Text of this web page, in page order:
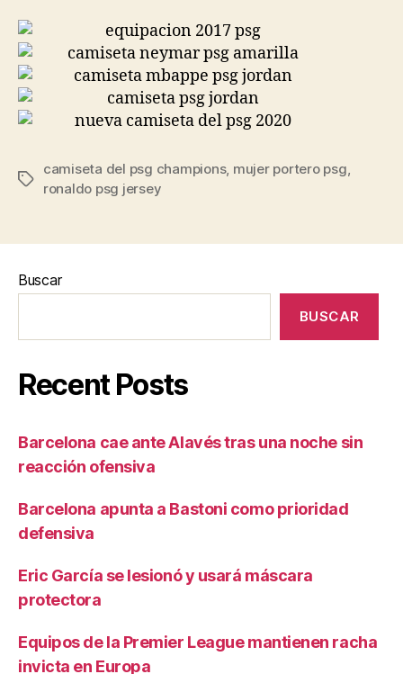
Etiquetas
camiseta del psg champions, mujer portero psg,
ronaldo psg jersey
Buscar
BUSCAR
Recent Posts
Barcelona cae ante Alavés tras una noche sin
reacción ofensiva
Barcelona apunta a Bastoni como prioridad
defensiva
Eric García se lesionó y usará máscara
protectora
Equipos de la Premier League mantienen racha
invicta en Europa